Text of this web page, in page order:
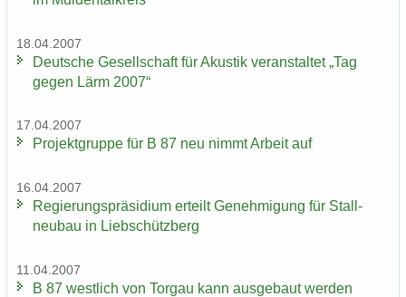
18.04.2007
Deut­sche Ge­sell­schaft für Akus­tik ver­an­stal­tet „Tag
gegen Lärm 2007“
17.04.2007
Pro­jekt­grup­pe für B 87 neu nimmt Ar­beit auf
16.04.2007
Re­gie­rungs­prä­si­di­um er­teilt Ge­neh­mi­gung für Stall­
neu­bau in Lieb­schütz­berg
11.04.2007
B 87 west­lich von Tor­gau kann aus­ge­baut wer­den